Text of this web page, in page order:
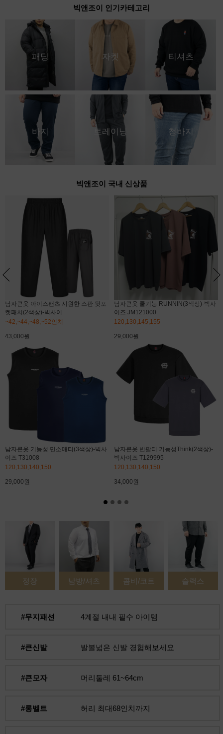
빅앤조이 인기카테고리
패딩 자켓 티셔츠
바지 트레이닝 청바지
빅앤조이 국내 신상품
남자큰옷 아이스팬츠 시원한 스판 뒷포
켓패치(2색상)-빅사이
~42,~44,~48,~52인치
43,000원
남자큰옷 기능성 민소매티(3색상)-빅사
이즈 T31008
120,130,140,150
29,000원
남자큰옷 쿨기능 RUNNIN(3색상)-빅사
이즈 JM121000
120,130,145,155
29,000원
남자큰옷 반팔티 기능성Think(2색상)-
빅사이즈 T129995
120,130,140,150
34,000원
정장 남방/셔츠 콤비/코트 슬랙스
#무지패션 4계절 내내 필수 아이템
#큰신발 발볼넓은 신발 경험해보세요
#큰모자 머리둘레 61~64cm
#롱벨트 허리 최대68인치까지